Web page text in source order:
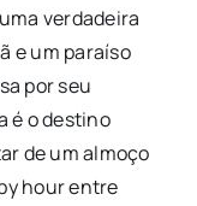
verdadeira
e um paraíso
por seu
é o destino
de um almoço
hour entre